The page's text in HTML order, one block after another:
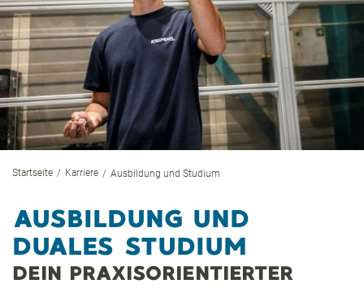
Startseite Karriere Ausbildung und Studium
AUSBILDUNG UND
DUALES STUDIUM
DEIN PRAXISORIENTIERTER